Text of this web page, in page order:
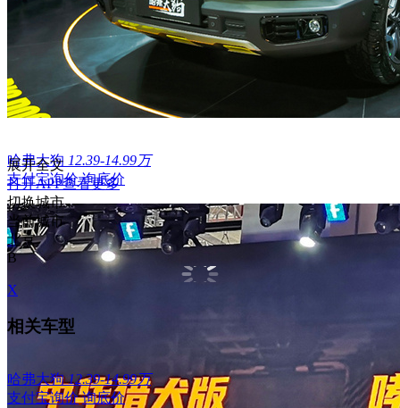
哈弗大狗 12.39-14.99万
支付宝询价 询底价
展开全文
打开APP查看更多
切换城市
当前城市
北京
B
X
相关车型
哈弗大狗 12.39-14.99万
支付宝询价 询底价